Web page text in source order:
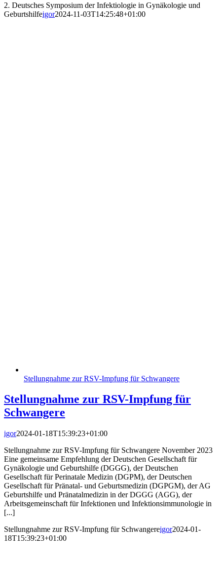
2. Deutsches Symposium der Infektiologie in Gynäkologie und
Geburtshilfeigor2024-11-03T14:25:48+01:00
Stellungnahme zur RSV-Impfung für Schwangere
Stellungnahme zur RSV-Impfung für
Schwangere
igor2024-01-18T15:39:23+01:00
Stellungnahme zur RSV-Impfung für Schwangere November 2023
Eine gemeinsame Empfehlung der Deutschen Gesellschaft für
Gynäkologie und Geburtshilfe (DGGG), der Deutschen
Gesellschaft für Perinatale Medizin (DGPM), der Deutschen
Gesellschaft für Pränatal- und Geburtsmedizin (DGPGM), der AG
Geburtshilfe und Pränatalmedizin in der DGGG (AGG), der
Arbeitsgemeinschaft für Infektionen und Infektionsimmunologie in
[...]
Stellungnahme zur RSV-Impfung für Schwangereigor2024-01-
18T15:39:23+01:00